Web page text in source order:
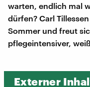
warten, endlich mal
dürfen? Carl
Sommer und freut
pflegeintensiver,
Externer